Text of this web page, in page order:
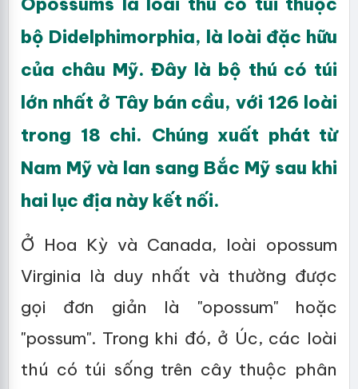
bộ Didelphimorphia, là loài đặc hữu
của châu Mỹ. Đây là bộ thú có túi
lớn nhất ở Tây bán cầu, với 126 loài
trong 18 chi. Chúng xuất phát từ
Nam Mỹ và lan sang Bắc Mỹ sau khi
hai lục địa này kết nối.
Ở Hoa Kỳ và Canada, loài opossum
Virginia là duy nhất và thường được
gọi đơn giản là "opossum" hoặc
"possum". Trong khi đó, ở Úc, các loài
thú có túi sống trên cây thuộc phân